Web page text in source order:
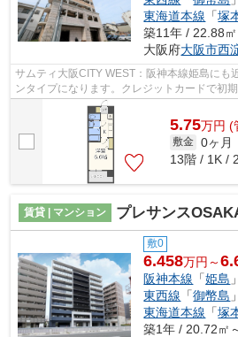
東海道本線 「塚
築11年 / 22.88㎡
大阪府大阪市西
サムティ大阪CITY WEST：阪神本線姫島にも
ンタイプになります。クレジットカードで初
件です。14階建ての物件となっています...
5.75万円 (
敷金 0ヶ月
13階 / 1K /
賃貸 | マンション プレサンス
敷0
6.458万円～
阪神本線 「姫島
東西線 「御幣島
東海道本線 「塚
築1年 / 20.72㎡